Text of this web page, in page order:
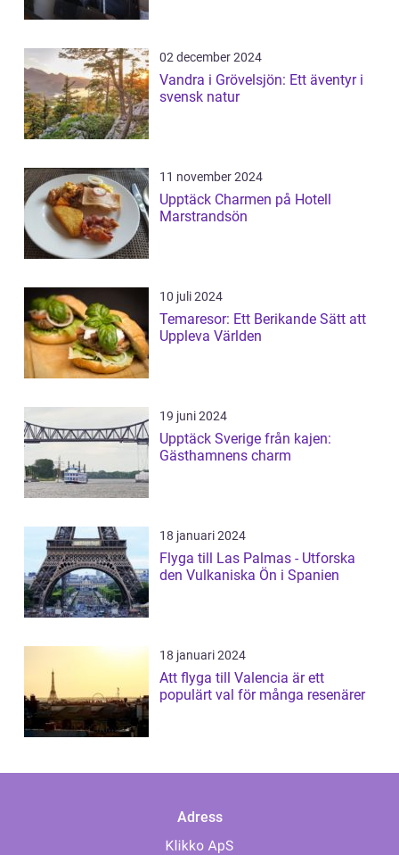
02 december 2024
Vandra i Grövelsjön: Ett äventyr i
svensk natur
11 november 2024
Upptäck Charmen på Hotell
Marstrandsön
10 juli 2024
Temaresor: Ett Berikande Sätt att
Uppleva Världen
19 juni 2024
Upptäck Sverige från kajen:
Gästhamnens charm
18 januari 2024
Flyga till Las Palmas - Utforska
den Vulkaniska Ön i Spanien
18 januari 2024
Att flyga till Valencia är ett
populärt val för många resenärer
Adress